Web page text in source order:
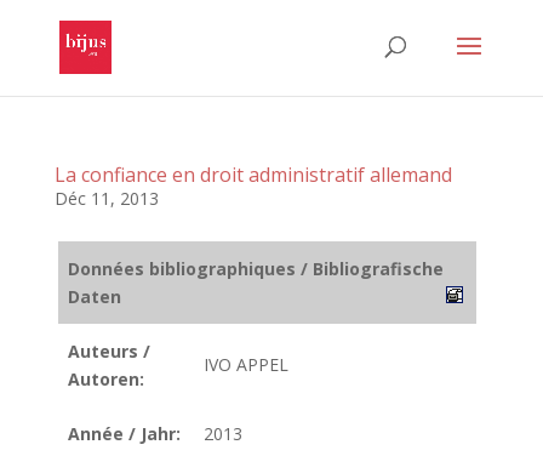
La confiance en droit administratif allemand
Déc 11, 2013
Données bibliographiques / Bibliografische
Daten
Auteurs /
Autoren:
IVO APPEL
Année / Jahr: 2013